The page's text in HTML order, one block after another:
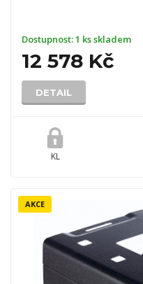
Dostupnost:1 ks skladem
12 578 Kč
DETAIL
KL
AKCE